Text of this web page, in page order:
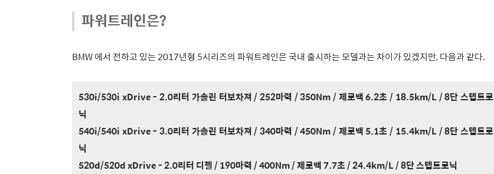
파워트레인은?
BMW 에서 전하고 있는 2017년형 5시리즈의 파워트레인은 국내 출시하는 모델과는 차이가 있겠지만,다음과 같다.
530i/530i xDrive- 2.0리터 가솔린 터보차져 / 252마력 / 350Nm / 제로백 6.2초/ 18.5km/L / 8단 스텝트로
닉
540i/540i xDrive - 3.0리터 가솔린 터보차져 / 340마력 / 450Nm / 제로백 5.1초 / 15.4km/L / 8단 스텝트로
닉
520d/520d xDrive - 2.0리터 디젤 / 190마력 / 400Nm / 제로백 7.7초 / 24.4km/L / 8단 스텝트로닉